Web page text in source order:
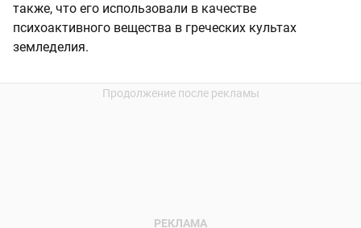
также, что его использовали в качестве
психоактивного вещества в греческих культах
земледелия.